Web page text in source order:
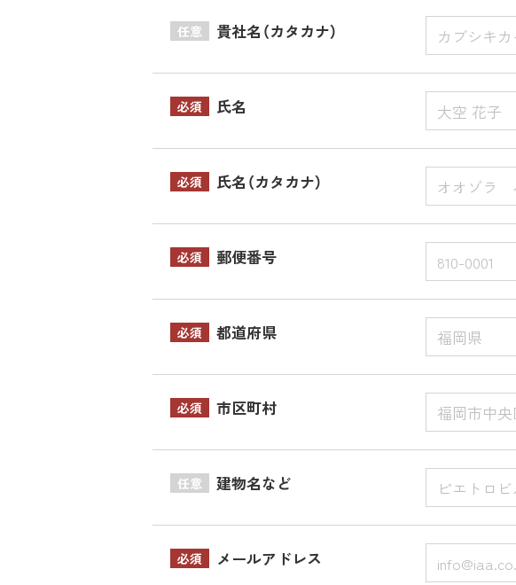
任意 貴社名（カタカナ）
必須 氏名
必須 氏名（カタカナ）
必須 郵便番号
必須 都道府県
必須 市区町村
任意 建物名など
必須 メールアドレス